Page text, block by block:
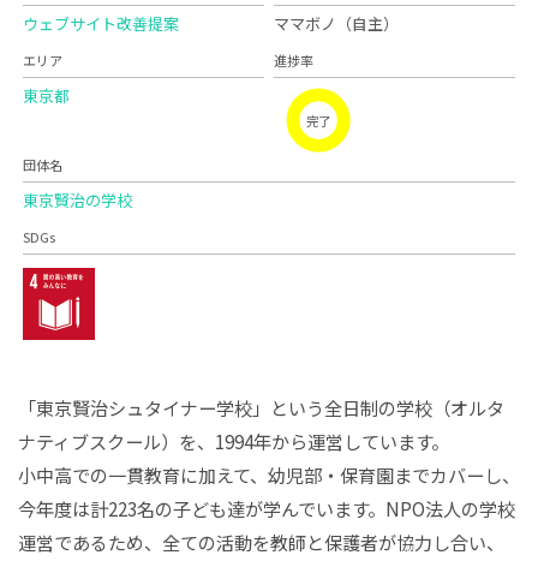
ウェブサイト改善提案 ママボノ（自主）
エリア
東京都
進捗率
完了
団体名
東京賢治の学校
SDGs
「東京賢治シュタイナー学校」という全日制の学校（オルタ
ナティブスクール）を、1994年から運営しています。
小中高での一貫教育に加えて、幼児部・保育園までカバーし、
今年度は計223名の子ども達が学んでいます。NPO法人の学校
運営であるため、全ての活動を教師と保護者が協力し合い、